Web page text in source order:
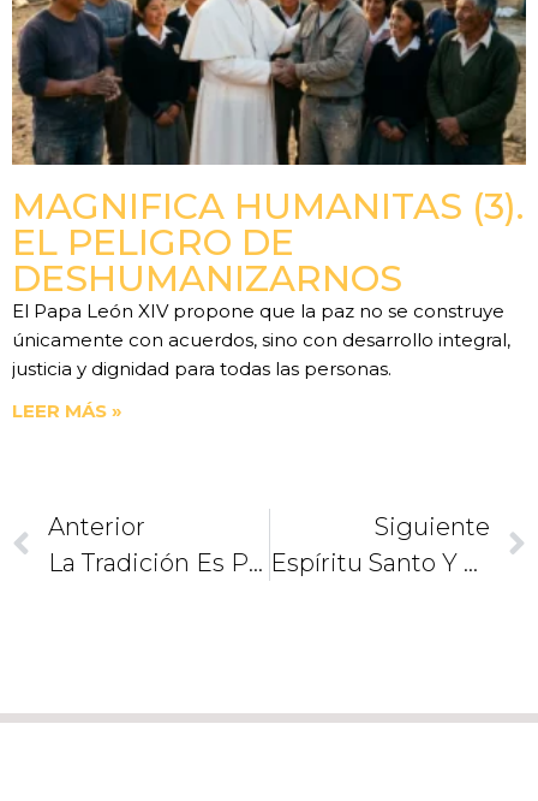
MAGNIFICA HUMANITAS (3).
EL PELIGRO DE
DESHUMANIZARNOS
El Papa León XIV propone que la paz no se construye
únicamente con acuerdos, sino con desarrollo integral,
justicia y dignidad para todas las personas.
LEER MÁS »
Anterior
La Tradición Es Parte De La Verdad Cristiana
Siguiente
Espíritu Santo Y La Iglesia (3). Un Libro Único Y Extraordinario